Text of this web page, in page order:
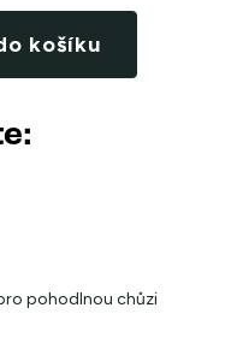
košíku
pohodlnou chůzi